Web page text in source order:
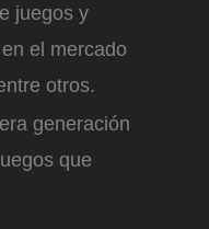
juegos y
el mercado
otros.
generación
que